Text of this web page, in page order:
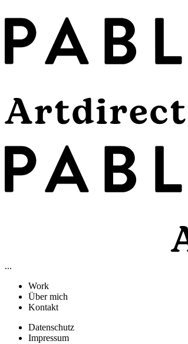
...
Work
Über mich
Kontakt
Datenschutz
Impressum